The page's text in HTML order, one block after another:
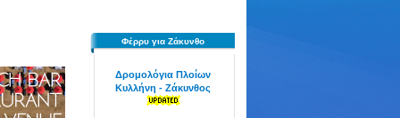
Φέρρυ για Ζάκυνθο
Δρομολόγια Πλοίων
Κυλλήνη - Ζάκυνθος